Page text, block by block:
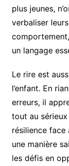
plus jeunes,
verbaliser
un langage
Le rire est
l’enfant. En
erreurs, il
tout au
résilience face
une manière
les défis en